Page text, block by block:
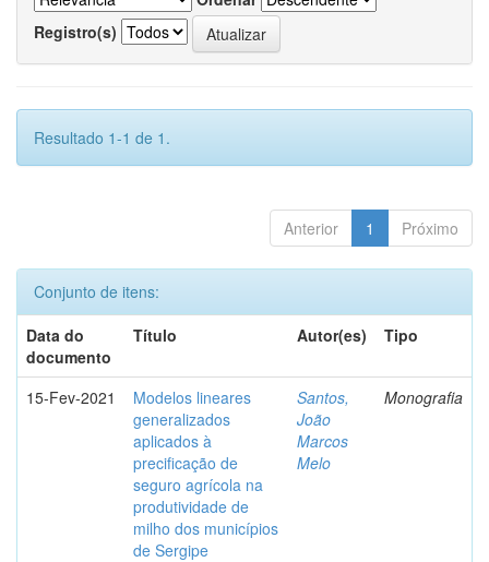
Registro(s)
Resultado 1-1 de 1.
Anterior 1 Próximo
Conjunto de itens:
Data do
documento
Título Autor(es) Tipo
15-Fev-2021
Modelos lineares
generalizados
aplicados à
precificação de
seguro agrícola na
produtividade de
milho dos municípios
de Sergipe
Santos,
João
Marcos
Melo
Monografia